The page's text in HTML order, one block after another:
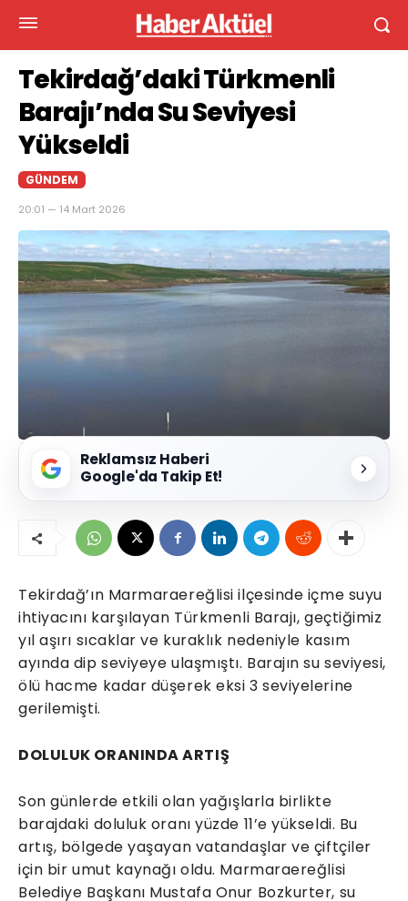
Tekirdağ’daki Türkmenli
Barajı’nda Su Seviyesi
Yükseldi
GÜNDEM
20:01 — 14 Mart 2026
Reklamsız Haberi
Google'da Takip Et!
Tekirdağ’ın Marmaraereğlisi ilçesinde içme suyu
ihtiyacını karşılayan Türkmenli Barajı, geçtiğimiz
yıl aşırı sıcaklar ve kuraklık nedeniyle kasım
ayında dip seviyeye ulaşmıştı. Barajın su seviyesi,
ölü hacme kadar düşerek eksi 3 seviyelerine
gerilemişti.
DOLULUK ORANINDA ARTIŞ
Son günlerde etkili olan yağışlarla birlikte
barajdaki doluluk oranı yüzde 11’e yükseldi. Bu
artış, bölgede yaşayan vatandaşlar ve çiftçiler
için bir umut kaynağı oldu. Marmaraereğlisi
Belediye Başkanı Mustafa Onur Bozkurter, su